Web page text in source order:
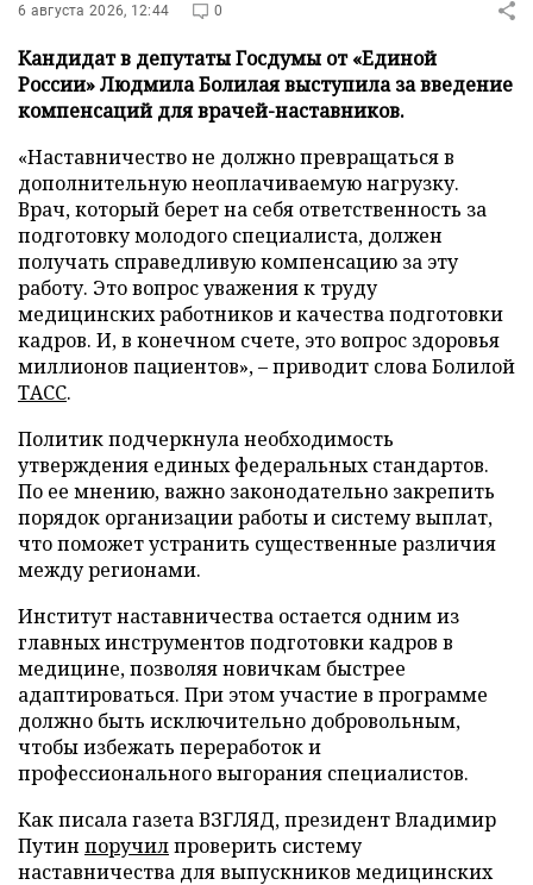
6 августа 2026, 12:44 0
Кандидат в депутаты Госдумы от «Единой
России» Людмила Болилая выступила за введение
компенсаций для врачей-наставников.
«Наставничество не должно превращаться в
дополнительную неоплачиваемую нагрузку.
Врач, который берет на себя ответственность за
подготовку молодого специалиста, должен
получать справедливую компенсацию за эту
работу. Это вопрос уважения к труду
медицинских работников и качества подготовки
кадров. И, в конечном счете, это вопрос здоровья
миллионов пациентов», – приводит слова Болилой
ТАСС.
Политик подчеркнула необходимость
утверждения единых федеральных стандартов.
По ее мнению, важно законодательно закрепить
порядок организации работы и систему выплат,
что поможет устранить существенные различия
между регионами.
Институт наставничества остается одним из
главных инструментов подготовки кадров в
медицине, позволяя новичкам быстрее
адаптироваться. При этом участие в программе
должно быть исключительно добровольным,
чтобы избежать переработок и
профессионального выгорания специалистов.
Как писала газета ВЗГЛЯД, президент Владимир
Путин поручилпроверить систему
наставничества для выпускников медицинских